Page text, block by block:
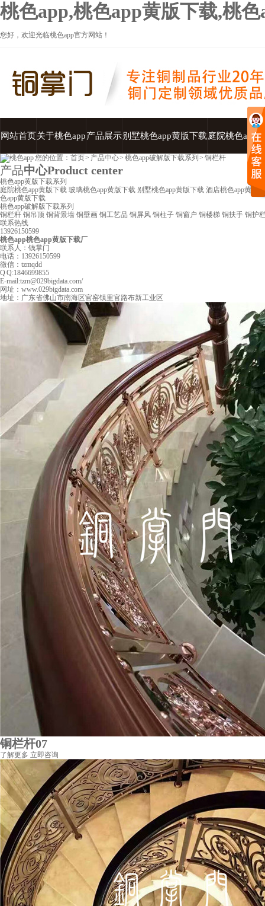
桃色app,桃色app黄版下载,桃
您好，欢迎光临桃色app官方网站！
网站首页关于桃色app产品展示别墅桃色app黄版下载庭院桃色app
您的位置： 首页> 产品中心> 桃色app破解版下载系列 > 铜栏杆
产品中心Product center
桃色app黄版下载系列
庭院桃色app黄版下载 玻璃桃色app黄版下载 别墅桃色app黄版下载 酒店桃色app黄版
色app黄版下载
桃色app破解版下载系列
铜栏杆 铜吊顶 铜背景墙 铜壁画 铜工艺品 铜屏风 铜柱子 铜窗户 铜楼梯 铜扶手 铜护
联系热线
13926150599
桃色app桃色app黄版下载厂
联系人：钱掌门
电话：13926150599
微信：tzmqdd
Q Q:1846699855
E-mail:tzm@029bigdata.com/
网址：www.029bigdata.com
地址：广东省佛山市南海区官窑镇里官路布新工业区
铜栏杆07
了解更多 立即咨询